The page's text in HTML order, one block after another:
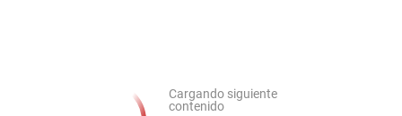
Cargando siguiente
contenido